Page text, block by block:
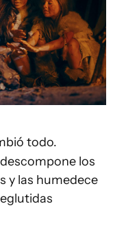
todo.
los
y las humedece